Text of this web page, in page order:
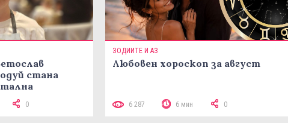
стана
задачи за 10
0
ЗОДИИТЕ И АЗ
Любовен хороскоп за август
6 287 6 мин 0